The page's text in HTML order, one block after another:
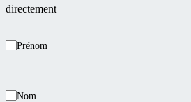
directement
Prénom
Nom